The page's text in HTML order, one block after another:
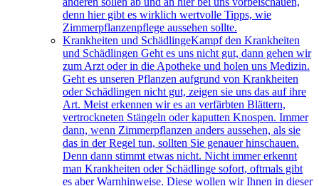
denn hier gibt es wirklich wertvolle Tipps, wie
Zimmerpflanzenpflege aussehen sollte.
Krankheiten und SchädlingeKampf den Krankheiten
und Schädlingen Geht es uns nicht gut, dann gehen wir
zum Arzt oder in die Apotheke und holen uns Medizin.
Geht es unseren Pflanzen aufgrund von Krankheiten
oder Schädlingen nicht gut, zeigen sie uns das auf ihre
Art. Meist erkennen wir es an verfärbten Blättern,
vertrockneten Stängeln oder kaputten Knospen. Immer
dann, wenn Zimmerpflanzen anders aussehen, als sie
das in der Regel tun, sollten Sie genauer hinschauen.
Denn dann stimmt etwas nicht. Nicht immer erkennt
man Krankheiten oder Schädlinge sofort, oftmals gibt
es aber Warnhinweise. Diese wollen wir Ihnen in dieser